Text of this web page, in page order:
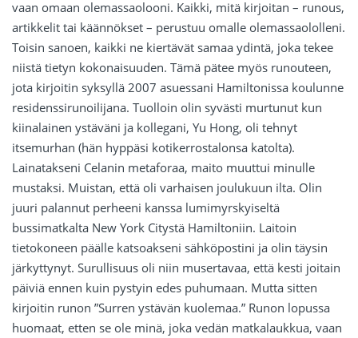
vaan omaan olemassaolooni. Kaikki, mitä kirjoitan – runous,
artikkelit tai käännökset – perustuu omalle olemassaololleni.
Toisin sanoen, kaikki ne kiertävät samaa ydintä, joka tekee
niistä tietyn kokonaisuuden. Tämä pätee myös runouteen,
jota kirjoitin syksyllä 2007 asuessani Hamiltonissa koulunne
residenssirunoilijana. Tuolloin olin syvästi murtunut kun
kiinalainen ystäväni ja kollegani, Yu Hong, oli tehnyt
itsemurhan (hän hyppäsi kotikerrostalonsa katolta).
Lainatakseni Celanin metaforaa, maito muuttui minulle
mustaksi. Muistan, että oli varhaisen joulukuun ilta. Olin
juuri palannut perheeni kanssa lumimyrskyiseltä
bussimatkalta New York Citystä Hamiltoniin. Laitoin
tietokoneen päälle katsoakseni sähköpostini ja olin täysin
järkyttynyt. Surullisuus oli niin musertavaa, että kesti joitain
päiviä ennen kuin pystyin edes puhumaan. Mutta sitten
kirjoitin runon ”Surren ystävän kuolemaa.” Runon lopussa
huomaat, etten se ole minä, joka vedän matkalaukkua, vaan